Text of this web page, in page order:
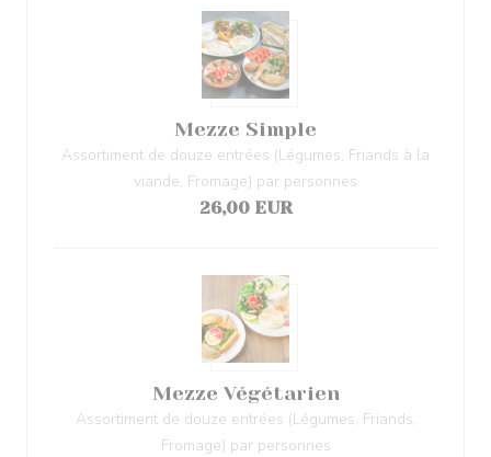
Mezze Simple
Assortiment de douze entrées (Légumes, Friands à la
viande, Fromage) par personnes
26,00 EUR
Mezze Végétarien
Assortiment de douze entrées (Légumes, Friands,
Fromage) par personnes